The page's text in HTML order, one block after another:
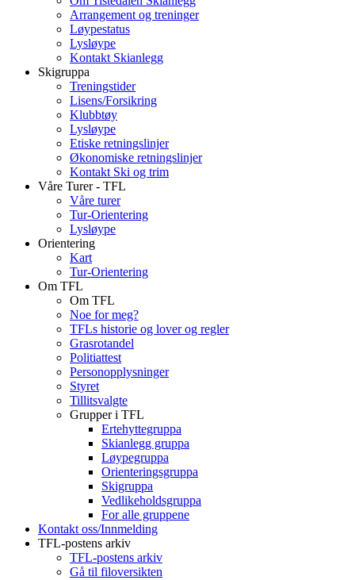
Arrangement og treninger
Løypestatus
Lysløype
Kontakt Skianlegg
Skigruppa
Treningstider
Lisens/Forsikring
Klubbtøy
Lysløype
Etiske retningslinjer
Økonomiske retningslinjer
Kontakt Ski og trim
Våre Turer - TFL
Våre turer
Tur-Orientering
Lysløype
Orientering
Kart
Tur-Orientering
Om TFL
Om TFL
Noe for meg?
TFLs historie og lover og regler
Grasrotandel
Politiattest
Personopplysninger
Styret
Tillitsvalgte
Grupper i TFL
Ertehyttegruppa
Skianlegg gruppa
Løypegruppa
Orienteringsgruppa
Skigruppa
Vedlikeholdsgruppa
For alle gruppene
Kontakt oss/Innmelding
TFL-postens arkiv
TFL-postens arkiv
Gå til filoversikten